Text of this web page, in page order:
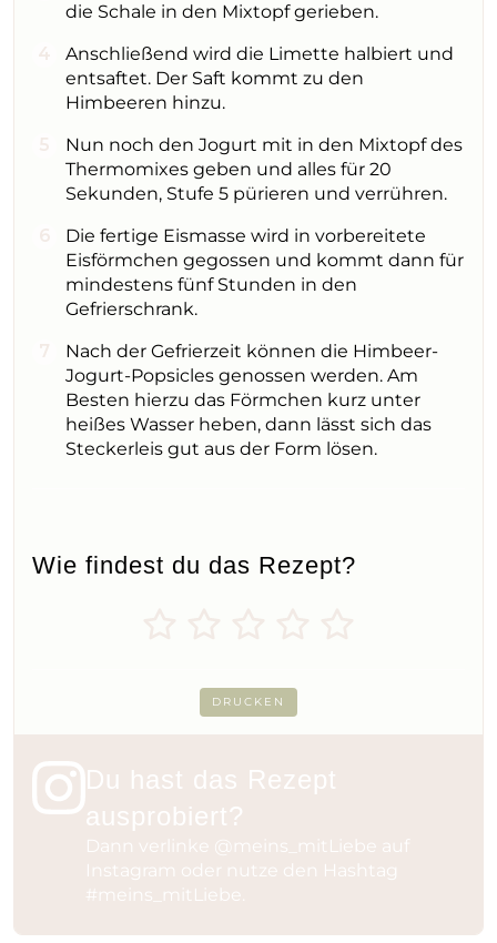
die Schale in den Mixtopf gerieben.
Anschließend wird die Limette halbiert und
entsaftet. Der Saft kommt zu den
Himbeeren hinzu.
Nun noch den Jogurt mit in den Mixtopf des
Thermomixes geben und alles für 20
Sekunden, Stufe 5 pürieren und verrühren.
Die fertige Eismasse wird in vorbereitete
Eisförmchen gegossen und kommt dann für
mindestens fünf Stunden in den
Gefrierschrank.
Nach der Gefrierzeit können die Himbeer-
Jogurt-Popsicles genossen werden. Am
Besten hierzu das Förmchen kurz unter
heißes Wasser heben, dann lässt sich das
Steckerleis gut aus der Form lösen.
Wie findest du das Rezept?
DRUCKEN
Du hast das Rezept
ausprobiert?
Dann verlinke @meins_mitLiebe auf
Instagram oder nutze den Hashtag
#meins_mitLiebe.